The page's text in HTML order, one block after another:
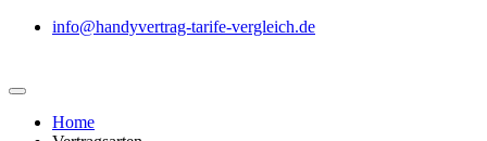
info@handyvertrag-tarife-vergleich.de
Home